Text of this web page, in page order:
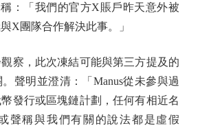
：「我們的官方X賬戶昨天意外被
X團隊合作解決此事。」
，此次凍結可能與第三方提及的
聲明並澄清：「Manus從未參與過
發行或區塊鏈計劃，任何有相近名
聲稱與我們有關的說法都是虛假